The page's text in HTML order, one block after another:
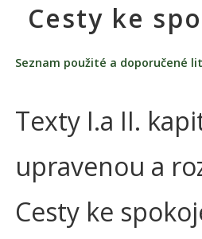
Cesty ke
Seznam použité a doporučené
Texty I.a II.
upravenou a
Cesty ke